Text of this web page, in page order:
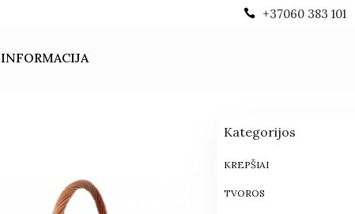
+37060 383 101
INFORMACIJA
Kategorijos
KREPŠIAI
TVOROS